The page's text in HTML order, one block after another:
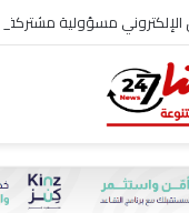
الإلكتروني مسؤولية مشتركة